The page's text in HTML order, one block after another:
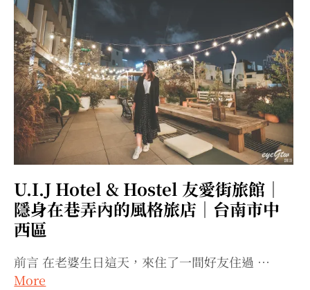
child
menu
U.I.J Hotel & Hostel 友愛街旅館｜
隱身在巷弄內的風格旅店｜台南市中
西區
前言 在老婆生日這天，來住了一間好友住過 …
More